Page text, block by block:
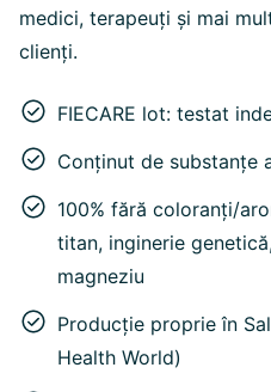
medici, terapeuți și mai
clienți.
FIECARE lot: testat
Conținut de substanțe
100% fără coloranți/
titan, inginerie
magneziu
Producție proprie în
Health World)